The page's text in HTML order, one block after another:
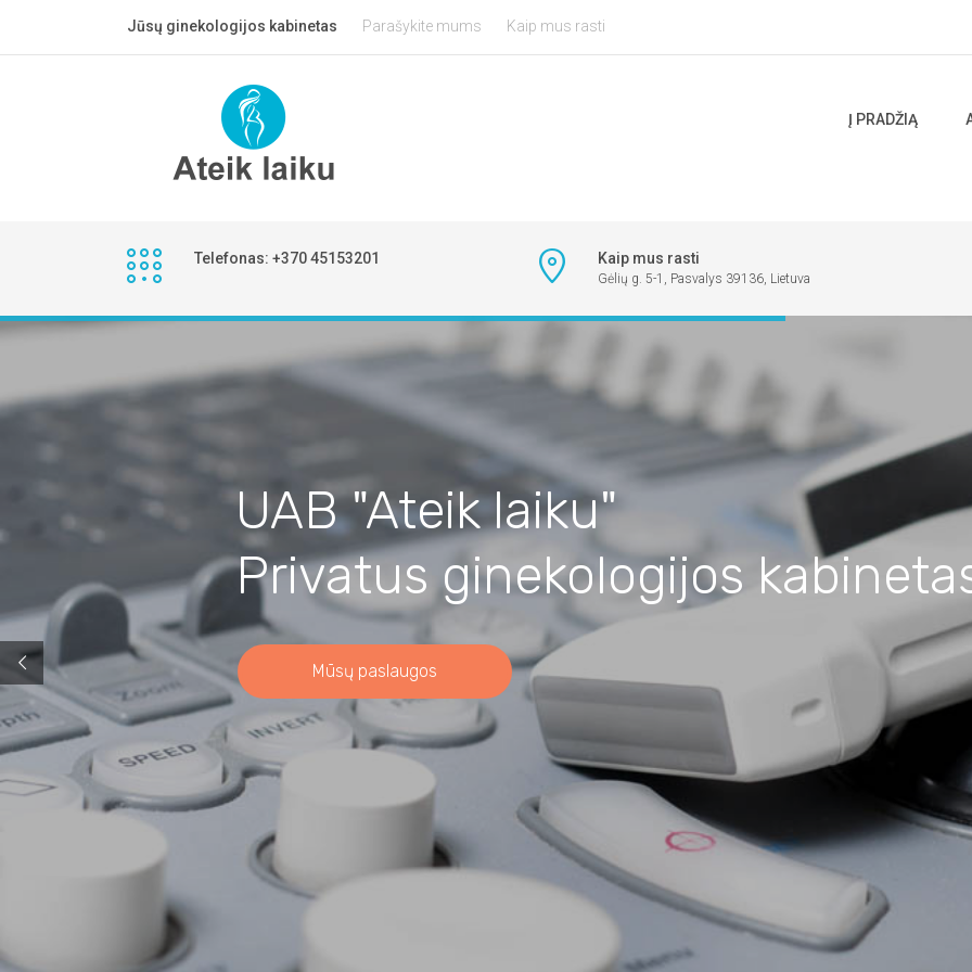
Jūsų ginekologijos kabinetas Parašykite mums Kaip mus rasti
Į PRADŽIĄ
Telefonas: +370 45153201 Kaip mus rasti
Gėlių g. 5-1, Pasvalys 39136, Lietuva
UAB "Ateik laiku"
Privatus ginekologijos
Mūsų paslaugos